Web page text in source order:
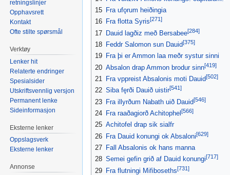
15 Fra ufǫrum heiðingia
16 Fra flotta Syris[271]
17 Dauid lagðiz með Bersabee[284]
18 Feddr Salomon sun Dauid[375]
19 Fra þi er Ammon laa meðr systur sinni
20 Absalon drap Ammon brodur sinn[419]
21 Fra vppreist Absalonis moti Dauid[502]
22 Siba fęrði Dauið uistir[541]
23 Fra illyrðum Nabath uið Dauid[546]
24 Fra raaðagiorð Achitophel [566]
25 Achitofel drap sik sialfr
26 Fra Dauid konungi ok Absaloni[629]
27 Fall Absalonis ok hans manna
28 Semei gefin grið af Dauid konungi[717]
29 Fra flutningi Mifiboseths[731]
retningslinjer
Opphavsrett
Kontakt
Ofte stilte spørsmål
Verktøy
Lenker hit
Relaterte endringer
Spesialsider
Utskriftsvennlig versjon
Permanent lenke
Sideinformasjon
Eksterne lenker
Oppslagsverk
Eksterne lenker
Annonse